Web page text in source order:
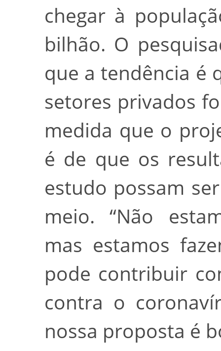
chegar à
bilhão. O
que a tendência é
setores privados
medida que o
é de que os
estudo possam
meio. “Não
mas estamos
pode contribuir
contra o
nossa proposta é